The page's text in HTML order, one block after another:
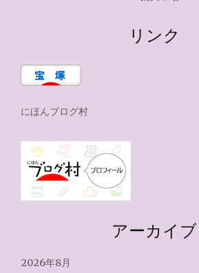
リンク
にほんブログ村
アーカイブ
2026年8月